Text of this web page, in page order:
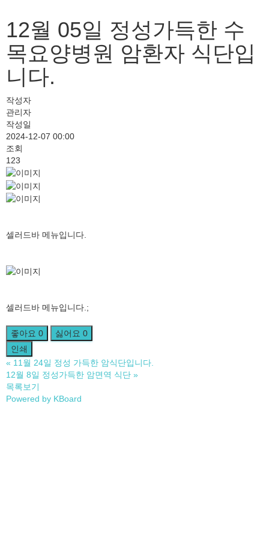
12월 05일 정성가득한 수
목요양병원 암환자 식단입
니다.
작성자
관리자
작성일
2024-12-07 00:00
조회
123
셀러드바 메뉴입니다.
셀러드바 메뉴입니다.;
좋아요 0 싫어요 0
인쇄
« 11월 24일 정성 가득한 암식단입니다.
12월 8일 정성가득한 암면역 식단 »
목록보기
Powered by KBoard